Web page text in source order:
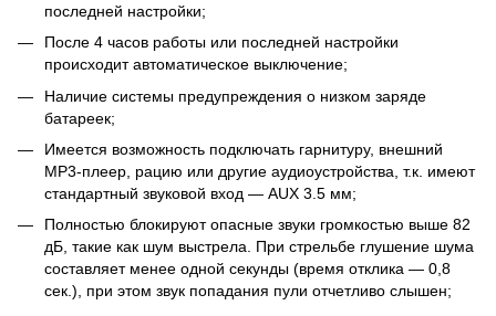
последней настройки;
После 4 часов работы или последней настройки
происходит автоматическое выключение;
Наличие системы предупреждения о низком заряде
батареек;
Имеется возможность подключать гарнитуру, внешний
MP3-плеер, рацию или другие аудиоустройства, т.к. имеют
стандартный звуковой вход — AUX 3.5 мм;
Полностью блокируют опасные звуки громкостью выше 82
дБ, такие как шум выстрела. При стрельбе глушение шума
составляет менее одной секунды (время отклика — 0,8
сек.), при этом звук попадания пули отчетливо слышен;